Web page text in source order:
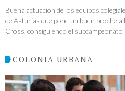
Buena actuación de los equipos
de Asturias que pone un buen broche a
Cross, consiguiendo el subcampeonato
COLONIA URBANA